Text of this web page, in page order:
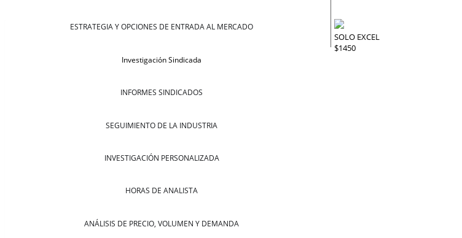
ESTRATEGIA Y OPCIONES DE ENTRADA AL MERCADO
Investigación Sindicada
INFORMES SINDICADOS
SEGUIMIENTO DE LA INDUSTRIA
INVESTIGACIÓN PERSONALIZADA
HORAS DE ANALISTA
ANÁLISIS DE PRECIO, VOLUMEN Y DEMANDA
SOLO EXCEL
$1450